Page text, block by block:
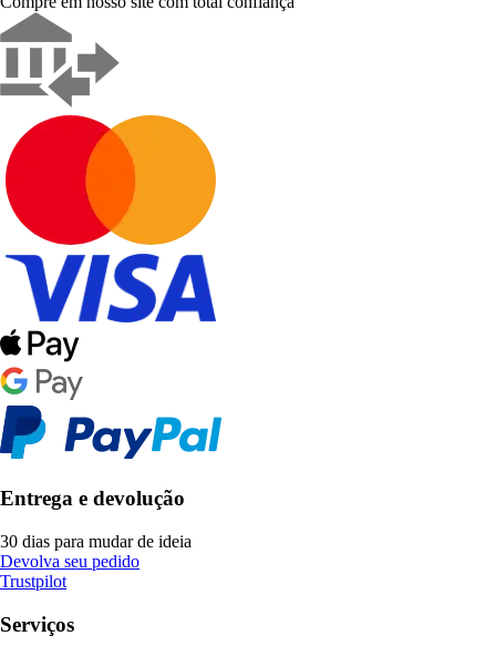
Entrega e devolução
30 dias para mudar de ideia
Devolva seu pedido
Trustpilot
Serviços